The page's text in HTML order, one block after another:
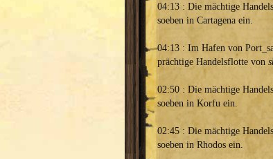
04:13 : Die mächtige
soeben in Cartagena ein.
04:13 : Im Hafen von
prächtige Handelsflotte von
02:50 : Die mächtige
soeben in Korfu ein.
02:45 : Die mächtige
soeben in Rhodos ein.